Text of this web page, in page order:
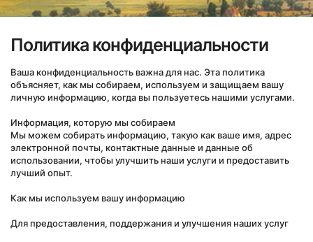
Политика конфиденциальности
Ваша конфиденциальность важна для нас. Эта политика
объясняет, как мы собираем, используем и защищаем вашу
личную информацию, когда вы пользуетесь нашими услугами.
Информация, которую мы собираем
Мы можем собирать информацию, такую как ваше имя, адрес
электронной почты, контактные данные и данные об
использовании, чтобы улучшить наши услуги и предоставить
лучший опыт.
Как мы используем вашу информацию
Для предоставления, поддержания и улучшения наших услуг